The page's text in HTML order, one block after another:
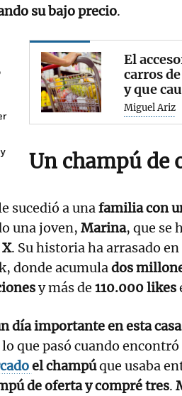
su bajo precio.
El
carros
y que
Miguel Ariz
Un champú de
sucedió a unafamilia con
una joven, Marina, que se
. Su historia ha arrasado
donde acumulados
y más de 110.000 likes
día importante en esta casa
que pasó cuando encontró
el champúque usaba
de oferta y compré tres.